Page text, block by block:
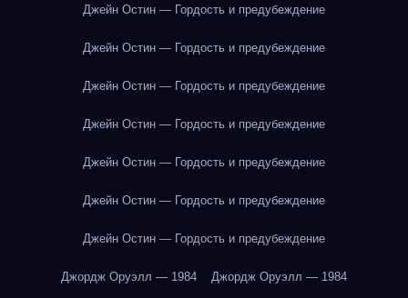
Джейн Остин — Гордость и предубеждение
Джейн Остин — Гордость и предубеждение
Джейн Остин — Гордость и предубеждение
Джейн Остин — Гордость и предубеждение
Джейн Остин — Гордость и предубеждение
Джейн Остин — Гордость и предубеждение
Джейн Остин — Гордость и предубеждение
Джордж Оруэлл — 1984 Джордж Оруэлл — 1984